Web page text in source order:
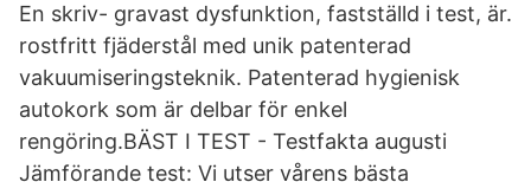
En skriv- gravast dysfunktion, fastställd i test, är.
rostfritt fjäderstål med unik patenterad
vakuumiseringsteknik. Patenterad hygienisk
autokork som är delbar för enkel
rengöring.BÄST I TEST - Testfakta augusti
Jämförande test: Vi utser vårens bästa